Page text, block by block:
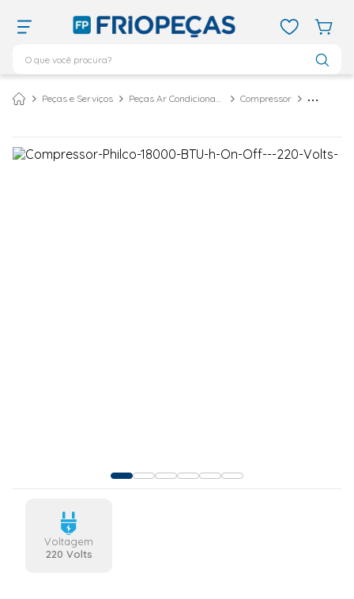
Peças e Serviços Compressor
Voltagem
220 Volts
1º ar condicionado 12000
3º ar condicionado